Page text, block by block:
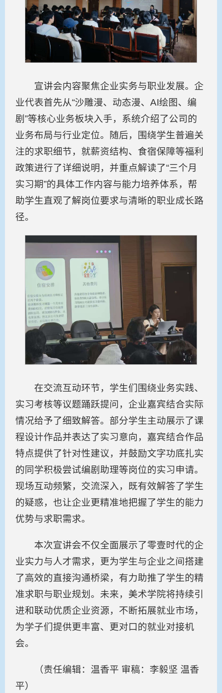
宣讲会内容聚焦企业实务与职业发展。企
业代表首先从“沙雕漫、动态漫、AI绘图、编
剧”等核心业务板块入手，系统介绍了公司的
业务布局与行业定位。随后，围绕学生普遍关
注的求职细节，就薪资结构、食宿保障等福利
政策进行了详细说明，并重点解读了“三个月
实习期”的具体工作内容与能力培养体系，帮
助学生直观了解岗位要求与清晰的职业成长路
径。
在交流互动环节，学生们围绕业务实践、
实习考核等议题踊跃提问，企业嘉宾结合实际
情况给予了细致解答。部分学生主动展示了课
程设计作品并表达了实习意向，嘉宾结合作品
特点提供了针对性建议，并鼓励文字功底扎实
的同学积极尝试编剧助理等岗位的实习申请。
现场互动频繁，交流深入，既有效解答了学生
的疑惑，也让企业更精准地把握了学生的能力
优势与求职需求。
本次宣讲会不仅全面展示了零壹时代的企
业实力与人才需求，更为学生与企业之间搭建
了高效的直接沟通桥梁，有力助推了学生的精
准求职与职业规划。未来，美术学院将持续引
进和联动优质企业资源，不断拓展就业市场，
为学子们提供更丰富、更对口的就业对接机
会。
（责任编辑：温香平 审稿：李毅坚 温香
平）